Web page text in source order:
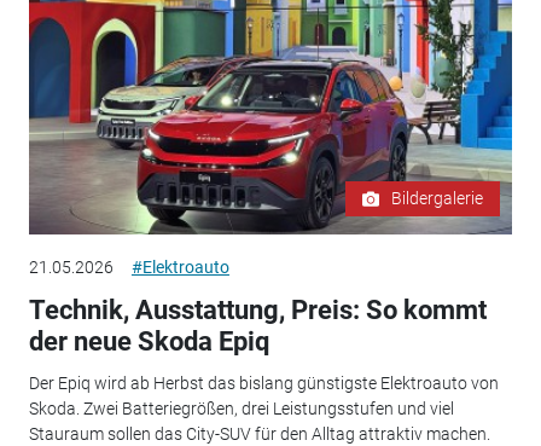
Bildergalerie
21.05.2026 #Elektroauto
Technik, Ausstattung, Preis: So kommt
der neue Skoda Epiq
Der Epiq wird ab Herbst das bislang günstigste Elektroauto von
Skoda. Zwei Batteriegrößen, drei Leistungsstufen und viel
Stauraum sollen das City-SUV für den Alltag attraktiv machen.